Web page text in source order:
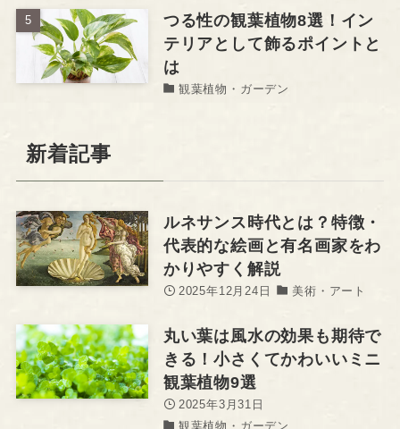
つる性の観葉植物8選！イン
テリアとして飾るポイントと
は
観葉植物・ガーデン
新着記事
ルネサンス時代とは？特徴・
代表的な絵画と有名画家をわ
かりやすく解説
2025年12月24日 美術・アート
丸い葉は風水の効果も期待で
きる！小さくてかわいいミニ
観葉植物9選
2025年3月31日
観葉植物・ガーデン